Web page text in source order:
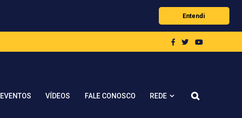
Entendi
EVENTOS VÍDEOS FALE CONOSCO REDE